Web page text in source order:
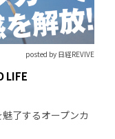
posted by 日経REVIVE
LIFE
了するオープンカ